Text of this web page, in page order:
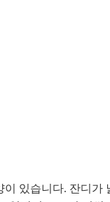
있습니다. 잔디가